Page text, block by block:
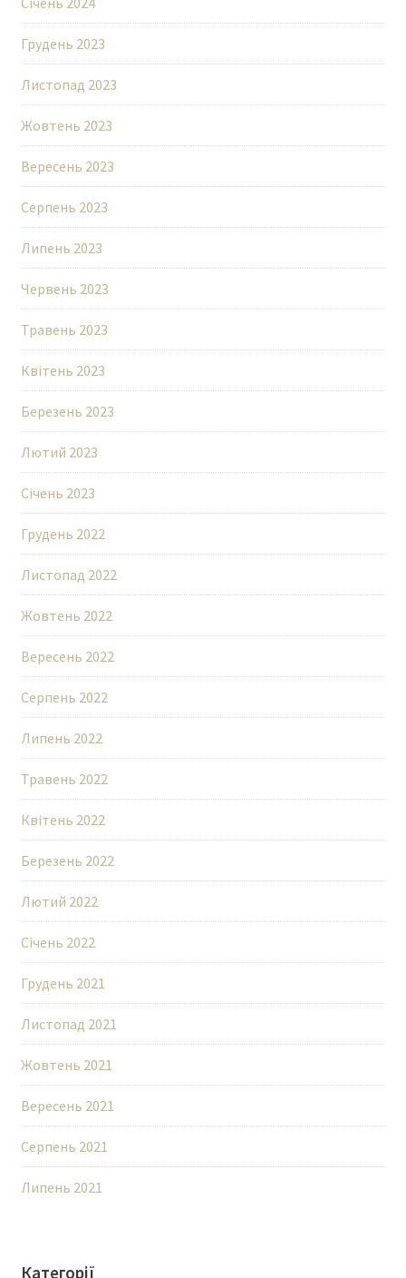
Грудень 2023
Листопад 2023
Жовтень 2023
Вересень 2023
Серпень 2023
Липень 2023
Червень 2023
Травень 2023
Квітень 2023
Березень 2023
Лютий 2023
Січень 2023
Грудень 2022
Листопад 2022
Жовтень 2022
Вересень 2022
Серпень 2022
Липень 2022
Травень 2022
Квітень 2022
Березень 2022
Лютий 2022
Січень 2022
Грудень 2021
Листопад 2021
Жовтень 2021
Вересень 2021
Серпень 2021
Липень 2021
Категорії